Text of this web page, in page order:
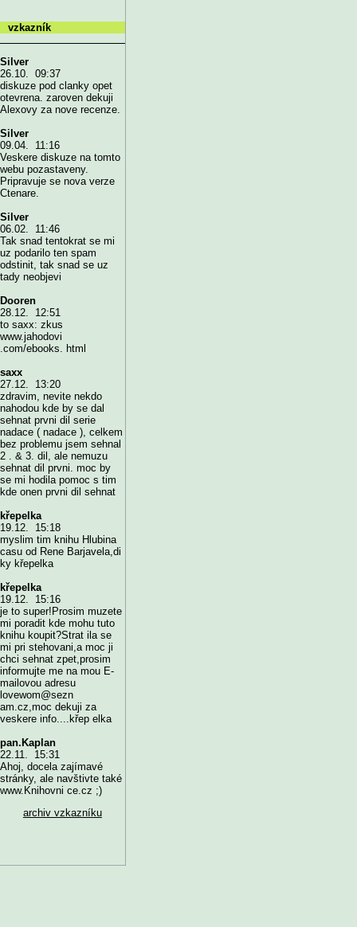
vzkazník
Silver
26.10. 09:37
diskuze pod clanky opet
otevrena. zaroven dekuji
Alexovy za nove recenze.
Silver
09.04. 11:16
Veskere diskuze na tomto
webu pozastaveny.
Pripravuje se nova verze
Ctenare.
Silver
06.02. 11:46
Tak snad tentokrat se mi
uz podarilo ten spam
odstinit, tak snad se uz
tady neobjevi
Dooren
28.12. 12:51
to saxx: zkus
www.jahodovi
.com/ebooks. html
saxx
27.12. 13:20
zdravim, nevite nekdo
nahodou kde by se dal
sehnat prvni dil serie
nadace ( nadace ), celkem
bez problemu jsem sehnal
2 . & 3. dil, ale nemuzu
sehnat dil prvni. moc by
se mi hodila pomoc s tim
kde onen prvni dil sehnat
křepelka
19.12. 15:18
myslim tim knihu Hlubina
casu od Rene Barjavela,di
ky křepelka
křepelka
19.12. 15:16
je to super!Prosim muzete
mi poradit kde mohu tuto
knihu koupit?Strat ila se
mi pri stehovani,a moc ji
chci sehnat zpet,prosim
informujte me na mou E-
mailovou adresu
lovewom@sezn
am.cz,moc dekuji za
veskere info....křep elka
pan.Kaplan
22.11. 15:31
Ahoj, docela zajímavé
stránky, ale navštivte také
www.Knihovni ce.cz ;)
archiv vzkazníku